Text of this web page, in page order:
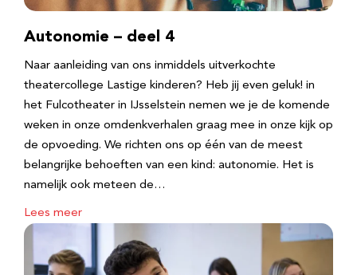
Autonomie – deel 4
Naar aanleiding van ons inmiddels uitverkochte
theatercollege Lastige kinderen? Heb jij even geluk! in
het Fulcotheater in IJsselstein nemen we je de komende
weken in onze omdenkverhalen graag mee in onze kijk op
de opvoeding. We richten ons op één van de meest
belangrijke behoeften van een kind: autonomie. Het is
namelijk ook meteen de…
Lees meer